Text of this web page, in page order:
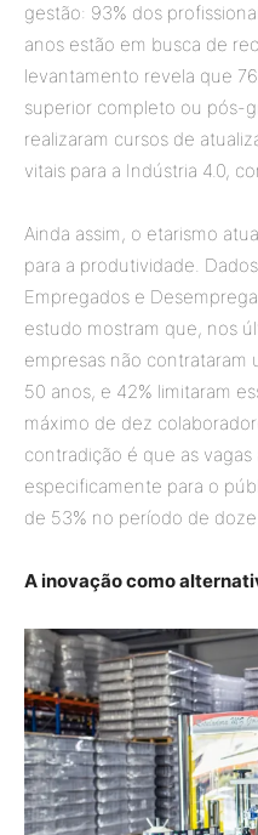
gestão: 93% dos
anos estão em busca de
levantamento revela que
superior completo ou pós-
realizaram cursos de
vitais para a Indústria 4.0,
Ainda assim, o etarismo
para a produtividade.
Empregados e
estudo mostram que, nos
empresas não contrataram
50 anos, e 42% limitaram
máximo de dez
contradição é que as
especificamente para o
de 53% no período de
A inovação como